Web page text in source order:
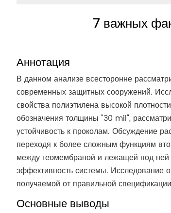
7 важных
Аннотация
В данном анализе всесторонне
современных защитных сооружений.
свойства полиэтилена высокой
обозначения толщины "30 mil",
устойчивость к проколам. Обсуждение
переходя к более сложным функциям
между геомембраной и лежащей под ней
эффективность системы. Исследование
получаемой от правильной
Основные выводы